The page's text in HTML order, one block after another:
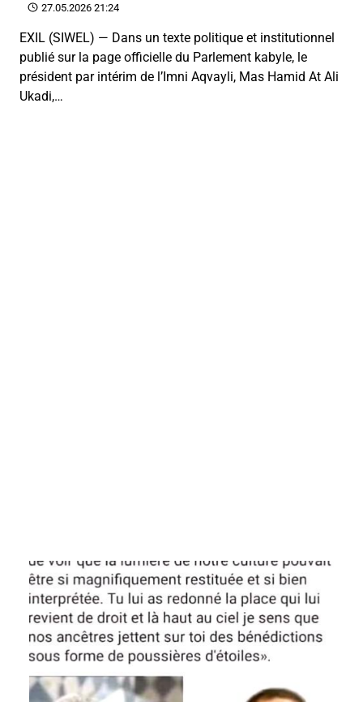
27.05.2026 21:24
EXIL (SIWEL) — Dans un texte politique et institutionnel
publié sur la page officielle du Parlement kabyle, le
président par intérim de l’Imni Aqvayli, Mas Hamid At Ali
Ukadi,…